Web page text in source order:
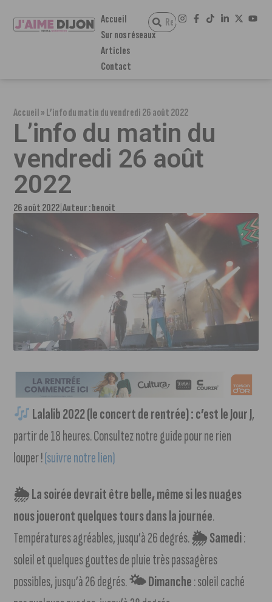
Accueil
Sur nos réseaux
Articles
Contact
Accueil»L’info du matin du vendredi 26 août 2022
L’info du matin du
vendredi 26 août
2022
26 août 2022 Auteur :benoit
Lalalib 2022 (le concert de rentrée) : c’est le Jour J,
partir de 18 heures. Consultez notre guide pour ne rien
louper !(suivre notre lien)
🌦 La soirée devrait être belle, même si les nuages
nous joueront quelques tours dans la journée.
Températures agréables, jusqu’à 26 degrés.🌦 Samedi:
soleil et quelques gouttes de pluie très passagères
possibles, jusqu’à 26 degrés.🌤 Dimanche: soleil caché